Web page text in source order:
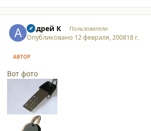
Андрей К Пользователи
Опубликовано 12 февраля, 200818 г.
АВТОР
Вот фото